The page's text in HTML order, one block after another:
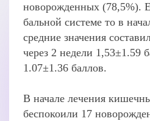
новорожденных (78,5%).
бальной системе то в
средние значения
через 2 недели 1,53±1.59
1.07±1.36 баллов.
В начале лечения
беспокоили 17